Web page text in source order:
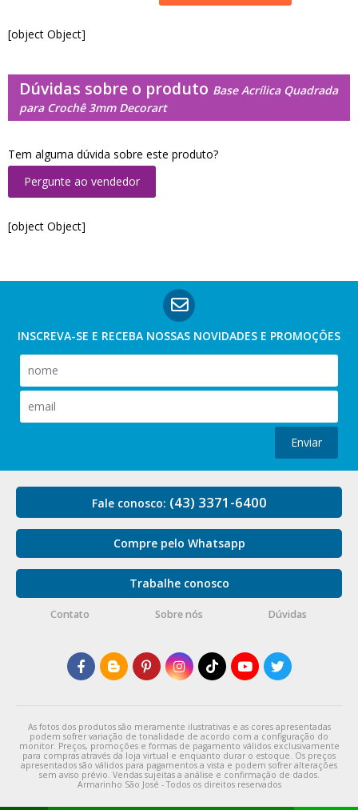
[object Object]
Dúvidas sobre o produto Base Acrílica Quadrada
para Crochê 3mm Decorart
Tem alguma dúvida sobre este produto?
Pergunte ao vendedor
[object Object]
INSCREVA-SE E RECEBA NOSSAS NOVIDADES E PROMOÇÕES
Enviar
Fale conosco: (43) 3371-6400
Compre pelo Whatsapp
Trabalhe conosco
Contato Sobre nós Dúvidas
As fotos dos produtos são meramente ilustrativas e as cores apresentadas
podem sofrer variação de tonalidade de acordo com a configuração do
monitor. Preços, promoções e formas de pagamento válidos exclusivamente
para compras através da loja virtual e enquanto durar o estoque. Os preços
apresentados são válidos para pagamentos a vista e podem sofrer alterações
sem aviso prévio. Vendas sujeitas a análise e confirmação de dados.
Armarinho São José - Todos os direitos reservados